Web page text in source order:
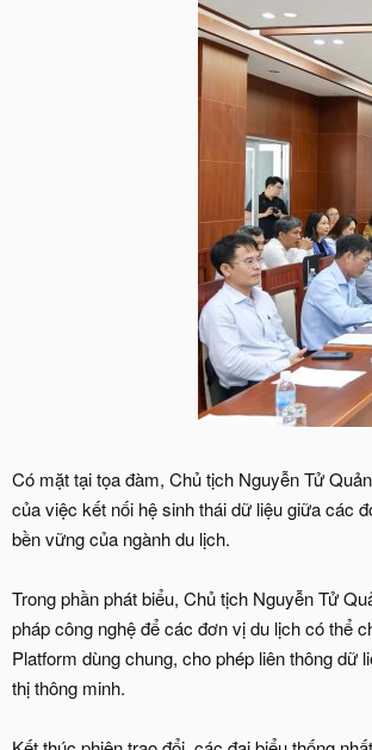
Có mặt tại tọa đàm, Chủ tịch Nguyễn Tử
của việc kết nối hệ sinh thái dữ liệu giữa các
bền vững của ngành du lịch.
Trong phần phát biểu, Chủ tịch Nguyễn Tử
pháp công nghệ để các đơn vị du lịch có thể
Platform dùng chung, cho phép liên thông dữ
thị thông minh.